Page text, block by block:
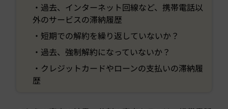
・過去、インターネット回線など、携帯電話以
外のサービスの滞納履歴
・短期での解約を繰り返していないか？
・過去、強制解約になっていないか？
・クレジットカードやローンの支払いの滞納履
歴